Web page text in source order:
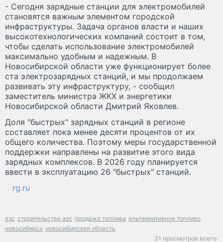
- Сегодня зарядные станции для электромобилей
становятся важным элементом городской
инфраструктуры. Задача органов власти и наших
высокотехнологических компаний состоит в том,
чтобы сделать использование электромобилей
максимально удобным и надежным. В
Новосибирской области уже функционирует более
ста электрозарядных станций, и мы продолжаем
развивать эту инфраструктуру, - сообщил
заместитель министра ЖКХ и энергетики
Новосибирской области Дмитрий Яковлев.
Доля "быстрых" зарядных станций в регионе
составляет пока менее десяти процентов от их
общего количества. Поэтому меры государственной
поддержки направлены на развитие этого вида
зарядных комплексов. В 2026 году планируется
ввести в эксплуатацию 26 "быстрых" станций.
rg.ru
эзс строительство азс продажа топлива альтернативное топливо
новосибирск новосибирская область
31 просмотров всего.